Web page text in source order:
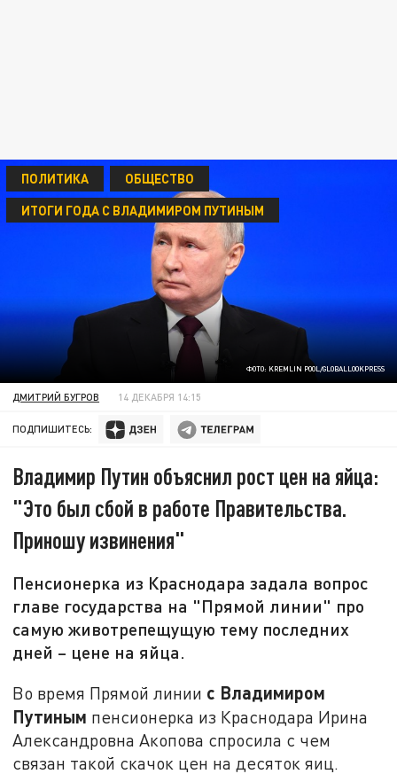
ФОТО: KREMLIN POOL/GLOBALLOOKPRESS
ПОЛИТИКА
ОБЩЕСТВО
ИТОГИ ГОДА С ВЛАДИМИРОМ ПУТИНЫМ
ДМИТРИЙ БУГРОВ 14 ДЕКАБРЯ 14:15
ПОДПИШИТЕСЬ:
Владимир Путин объяснил рост цен на яйца:
"Это был сбой в работе Правительства.
Приношу извинения"
Пенсионерка из Краснодара задала вопрос
главе государства на "Прямой линии" про
самую животрепещущую тему последних
дней – цене на яйца.
Во время Прямой линии с Владимиром
Путиным пенсионерка из Краснодара Ирина
Александровна Акопова спросила с чем
связан такой скачок цен на десяток яиц.